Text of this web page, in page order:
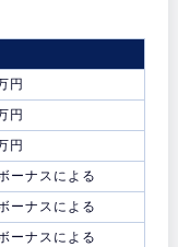
円
円
円
ーナスによる
ーナスによる
ーナスによる